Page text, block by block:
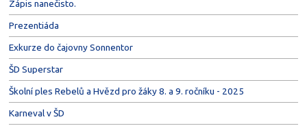
Zápis nanečisto.
Prezentiáda
Exkurze do čajovny Sonnentor
ŠD Superstar
Školní ples Rebelů a Hvězd pro žáky 8. a 9. ročníku - 2025
Karneval v ŠD